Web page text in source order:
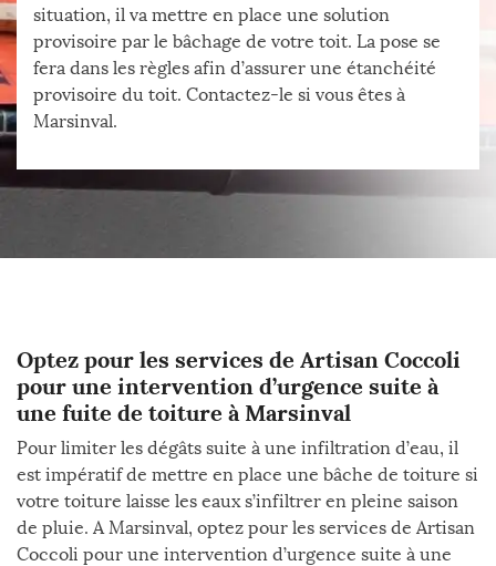
situation, il va mettre en place une solution
provisoire par le bâchage de votre toit. La pose se
fera dans les règles afin d’assurer une étanchéité
provisoire du toit. Contactez-le si vous êtes à
Marsinval.
Optez pour les services de Artisan Coccoli
pour une intervention d’urgence suite à
une fuite de toiture à Marsinval
Pour limiter les dégâts suite à une infiltration d’eau, il
est impératif de mettre en place une bâche de toiture si
votre toiture laisse les eaux s’infiltrer en pleine saison
de pluie. A Marsinval, optez pour les services de Artisan
Coccoli pour une intervention d’urgence suite à une